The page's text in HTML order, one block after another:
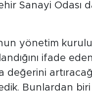
Sanayi
yönetim
ifade
değerini
Bunlardan biri